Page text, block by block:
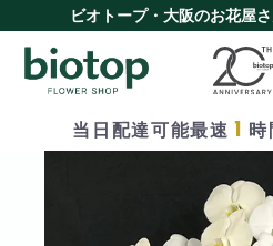
ビオトープ・大阪のお花屋
当日配達可能最速 1 時